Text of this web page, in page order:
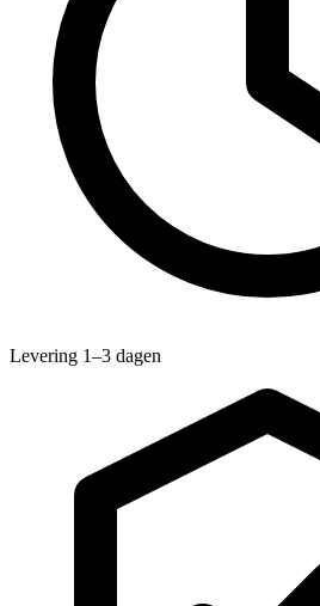
Levering 1–3 dagen